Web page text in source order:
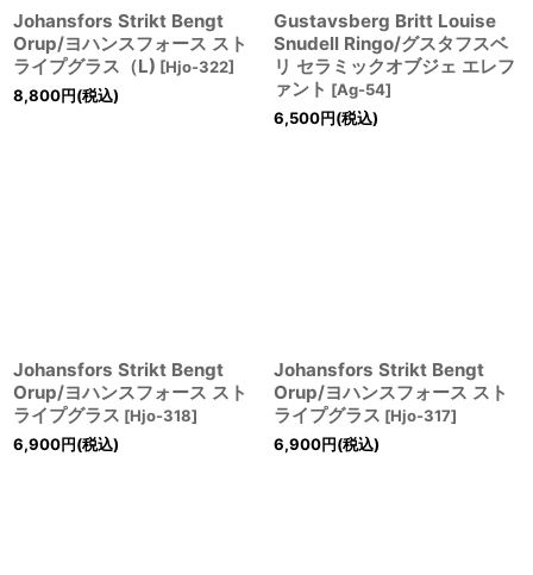
Johansfors Strikt Bengt
Orup/ヨハンスフォース スト
ライプグラス（L) [Hjo-322]
8,800円(税込)
Gustavsberg Britt Louise
Snudell Ringo/グスタフスベ
リ セラミックオブジェ エレフ
ァント [Ag-54]
6,500円(税込)
Johansfors Strikt Bengt
Orup/ヨハンスフォース スト
ライプグラス [Hjo-318]
6,900円(税込)
Johansfors Strikt Bengt
Orup/ヨハンスフォース スト
ライプグラス [Hjo-317]
6,900円(税込)